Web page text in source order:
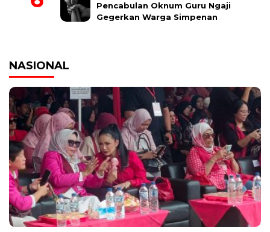
Pencabulan Oknum Guru Ngaji
Gegerkan Warga Simpenan
NASIONAL